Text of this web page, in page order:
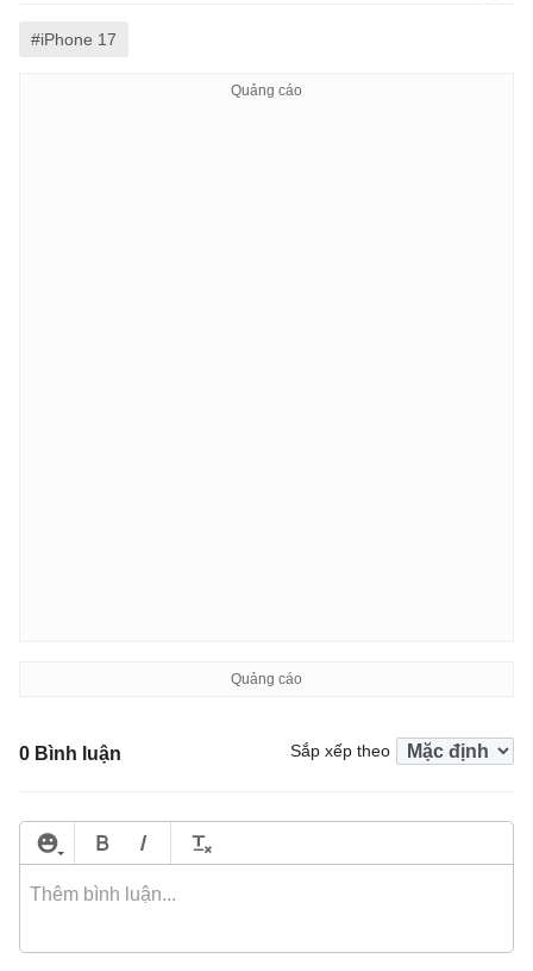
#iPhone 17
0 Bình luận Sắp xếp theo